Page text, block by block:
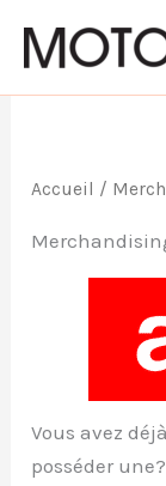
Accueil /
Vous avez
posséder